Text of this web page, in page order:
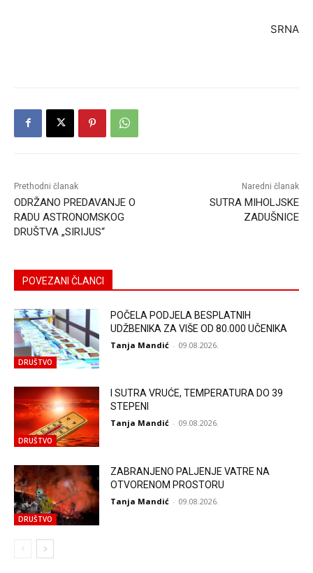
SRNA
Prethodni članak
ODRŽANO PREDAVANJE O
RADU ASTRONOMSKOG
DRUŠTVA „SIRIJUS“
Naredni članak
SUTRA MIHOLJSKE
ZADUŠNICE
POVEZANI ČLANCI
DRUŠTVO
POČELA PODJELA BESPLATNIH
UDŽBENIKA ZA VIŠE OD 80.000 UČENIKA
Tanja Mandić - 09.08.2026.
DRUŠTVO
I SUTRA VRUĆE, TEMPERATURA DO 39
STEPENI
Tanja Mandić - 09.08.2026.
DRUŠTVO
ZABRANJENO PALJENJE VATRE NA
OTVORENOM PROSTORU
Tanja Mandić - 09.08.2026.